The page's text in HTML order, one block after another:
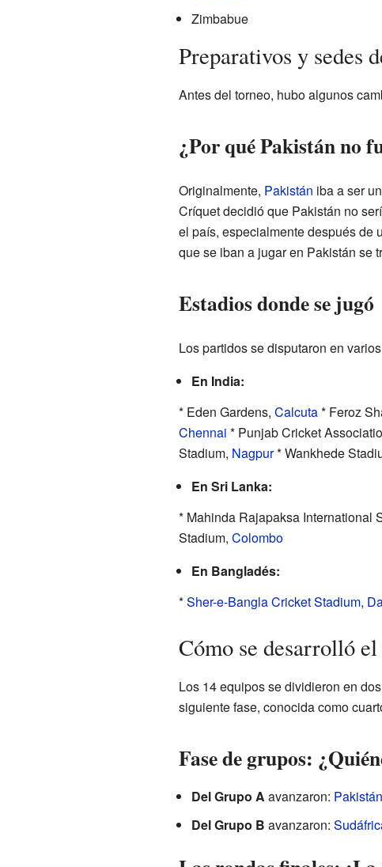
Zimbabue
Preparativos y sedes
Antes del torneo, hubo algunos
¿Por qué Pakistán no
Originalmente, Pakistán iba a ser
Críquet decidió que Pakistán no
el país, especialmente después de
que se iban a jugar en Pakistán se
Estadios donde se jugó
Los partidos se disputaron en
En India:
* Eden Gardens, Calcuta* Feroz
Chennai * Punjab Cricket
Stadium, Nagpur* Wankhede
En Sri Lanka:
* Mahinda Rajapaksa International
Stadium, Colombo
En Bangladés:
*Sher-e-Bangla Cricket Stadium,
Cómo se desarrolló
Los 14 equipos se dividieron en
siguiente fase, conocida como
Fase de grupos:
Del Grupo A avanzaron: Pakistán
Del Grupo B avanzaron: